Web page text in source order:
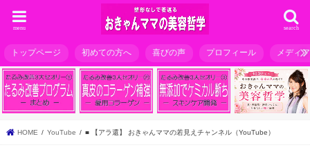
search
menu
トップページ 初めての方へ 喜びの声 プロフィール メディ
HOME YouTube ■ 【アラ還】 おきゃんママの若見えチャンネル（YouTube）